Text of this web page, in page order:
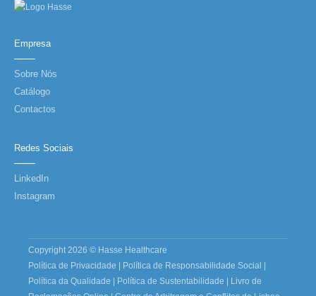
Empresa
Sobre Nós
Catálogo
Contactos
Redes Sociais
LinkedIn
Instagram
Copyright 2026 © Hasse Healthcare
Política de Privacidade | Política de Responsabilidade Social |
Política da Qualidade | Política de Sustentabilidade | Livro de